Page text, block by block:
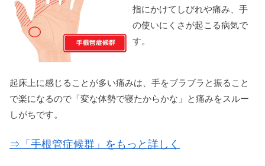
指にかけてしびれや痛み、手
の使いにくさが起こる病気で
す。
起床上に感じることが多い痛みは、手をブラブラと振ること
で楽になるので「変な体勢で寝たからかな」と痛みをスルー
しがちです。
⇒「手根管症候群」をもっと詳しく